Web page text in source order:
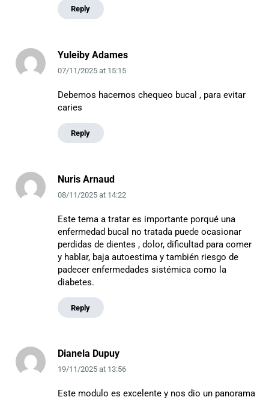
Reply
Yuleiby Adames
07/11/2025at 15:15
Debemos hacernos chequeo bucal , para evitar
caries
Reply
Nuris Arnaud
08/11/2025at 14:22
Este tema a tratar es importante porqué una
enfermedad bucal no tratada puede ocasionar
perdidas de dientes , dolor, dificultad para comer
y hablar, baja autoestima y también riesgo de
padecer enfermedades sistémica como la
diabetes.
Reply
Dianela Dupuy
19/11/2025at 13:56
Este modulo es excelente y nos dio un panorama